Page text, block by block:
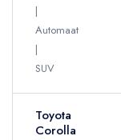
Automaat
SUV
Toyota
Corolla